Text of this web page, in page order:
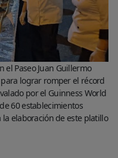
el Paseo Juan Guillermo
lograr romper el récord
por el Guinness World
60 establecimientos
elaboración de este platillo